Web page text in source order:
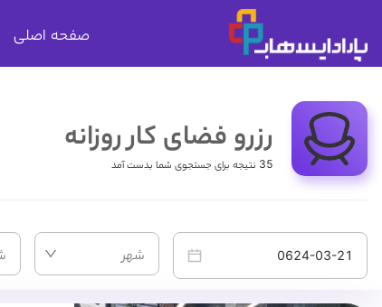
صفحه اصلی
رزرو فضای کار روزانه
35 نتیجه برای جستجوی شما بدست آمد
شهر